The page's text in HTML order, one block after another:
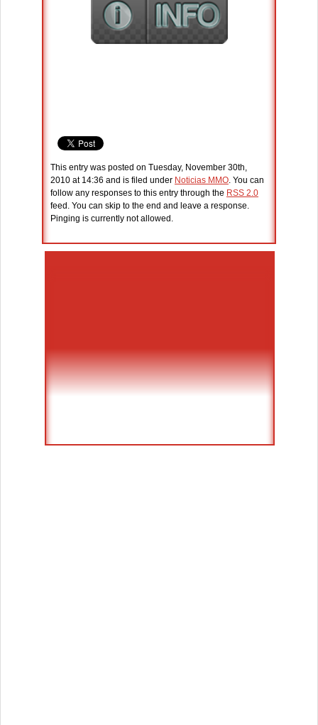
This entry was posted on Tuesday, November 30th,
2010 at 14:36 and is filed under Noticias MMO. You can
follow any responses to this entry through the RSS 2.0
feed. You can skip to the end and leave a response.
Pinging is currently not allowed.